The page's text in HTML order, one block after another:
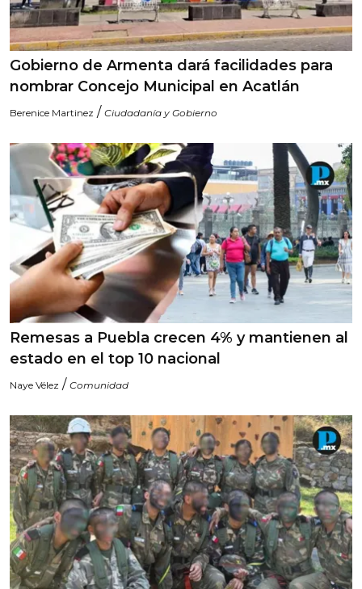
Gobierno de Armenta dará facilidades para
nombrar Concejo Municipal en Acatlán
Berenice Martinez / Ciudadanía y Gobierno
Remesas a Puebla crecen 4% y mantienen al
estado en el top 10 nacional
Naye Vélez / Comunidad